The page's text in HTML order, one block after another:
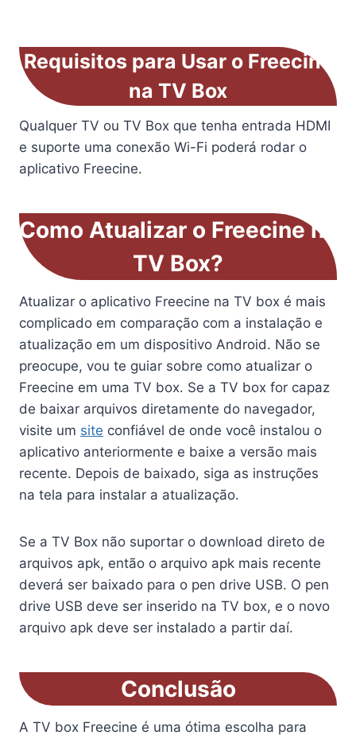
Requisitos para Usar o Freecine
na TV Box
Qualquer TV ou TV Box que tenha entrada HDMI
e suporte uma conexão Wi-Fi poderá rodar o
aplicativo Freecine.
Como Atualizar o Freecine na
TV Box?
Atualizar o aplicativo Freecine na TV box é mais
complicado em comparação com a instalação e
atualização em um dispositivo Android. Não se
preocupe, vou te guiar sobre como atualizar o
Freecine em uma TV box. Se a TV box for capaz
de baixar arquivos diretamente do navegador,
visite um site confiável de onde você instalou o
aplicativo anteriormente e baixe a versão mais
recente. Depois de baixado, siga as instruções
na tela para instalar a atualização.
Se a TV Box não suportar o download direto de
arquivos apk, então o arquivo apk mais recente
deverá ser baixado para o pen drive USB. O pen
drive USB deve ser inserido na TV box, e o novo
arquivo apk deve ser instalado a partir daí.
Conclusão
A TV box Freecine é uma ótima escolha para